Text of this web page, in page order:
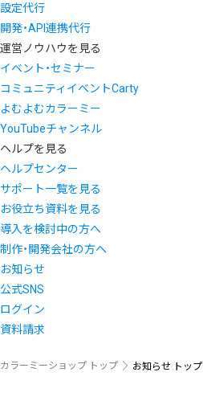
設定代行
開発・API連携代行
運営ノウハウを見る
イベント・セミナー
コミュニティイベントCarty
よむよむカラーミー
YouTubeチャンネル
ヘルプを見る
ヘルプセンター
サポート一覧を見る
お役立ち資料を見る
導入を検討中の方へ
制作・開発会社の方へ
お知らせ
公式SNS
ログイン
資料請求
カラーミーショップ トップ お知らせ トップ